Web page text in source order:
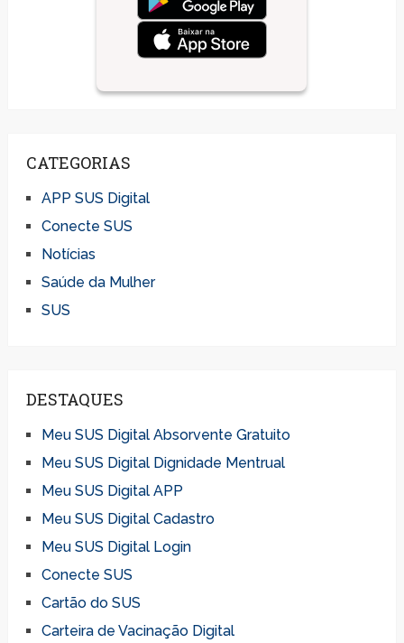
CATEGORIAS
APP SUS Digital
Conecte SUS
Notícias
Saúde da Mulher
SUS
DESTAQUES
Meu SUS Digital Absorvente Gratuito
Meu SUS Digital Dignidade Mentrual
Meu SUS Digital APP
Meu SUS Digital Cadastro
Meu SUS Digital Login
Conecte SUS
Cartão do SUS
Carteira de Vacinação Digital